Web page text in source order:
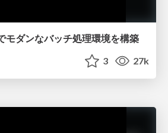
モダンなバッチ処理環境を構築
3 27k